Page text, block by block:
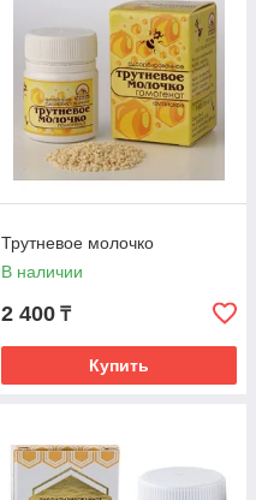
Трутневое молочко
В наличии
2 400 ₸
Купить